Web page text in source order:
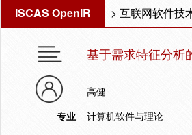
ISCAS OpenIR > 互联网软件技
基于需求特征分析
高健
专业
计算机软件与理论